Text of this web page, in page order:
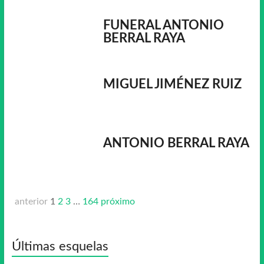
FUNERAL ANTONIO
BERRAL RAYA
MIGUEL JIMÉNEZ RUIZ
ANTONIO BERRAL RAYA
anterior 1 2 3 … 164 próximo
Últimas esquelas